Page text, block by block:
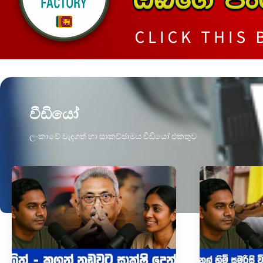
වීඩියෝ
ලංකාවේ වැදගත් හා සාකච්ඡාමය වීඩියෝ එකතුව